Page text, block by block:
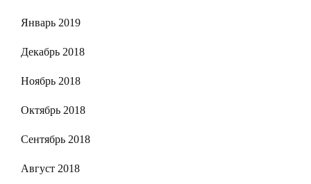
Январь 2019
Декабрь 2018
Ноябрь 2018
Октябрь 2018
Сентябрь 2018
Август 2018